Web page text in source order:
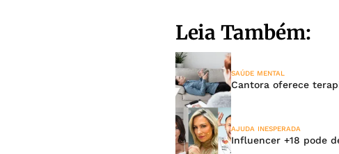
Leia Também:
SAÚDE MENTAL
Cantora oferece
AJUDA INESPERADA
Influencer +18 pode